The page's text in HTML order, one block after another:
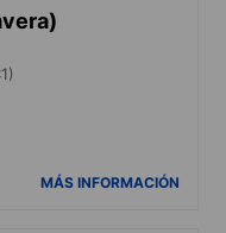
MÁS INFORMACIÓN